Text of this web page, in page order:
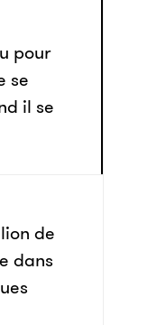
pour
se
il se
de
dans